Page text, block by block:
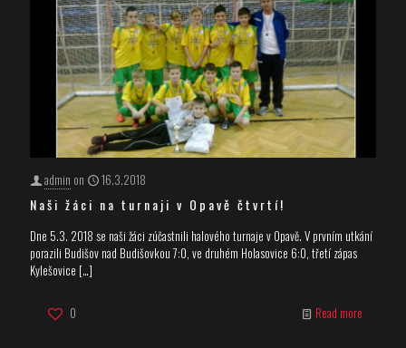
admin on 16.3.2018
Naši žáci na turnaji v Opavě čtvrtí!
Dne 5.3. 2018 se naši žáci zúčastnili halového turnaje v Opavě. V prvním utkání
porazili Budišov nad Budišovkou 7:0, ve druhém Holasovice 6:0, třetí zápas
Kylešovice […]
0 Read more